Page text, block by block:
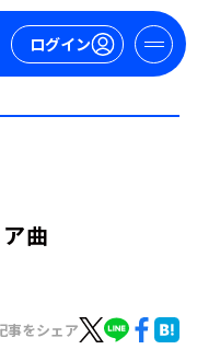
ログイン
曲
事をシェア